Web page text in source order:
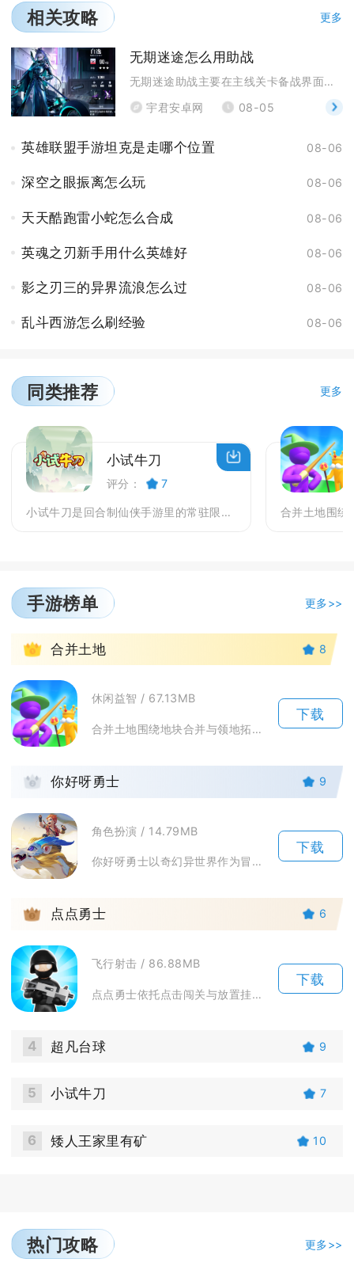
相关攻略 更多
无期迷途怎么用助战
无期迷途助战主要在主线关卡备战界面借用好友与秘盟成
宇君安卓网
08-05
英雄联盟手游坦克是走哪个位置 08-06
深空之眼振离怎么玩 08-06
天天酷跑雷小蛇怎么合成 08-06
英魂之刃新手用什么英雄好 08-06
影之刃三的异界流浪怎么过 08-06
乱斗西游怎么刷经验 08-06
同类推荐 更多
小试牛刀
评分： 7
小试牛刀是回合制仙侠手游里的常驻限时挑战副本，属于...
手游榜单 更多>>
1 合并土地 8
休闲益智 / 67.13MB
合并土地围绕地块合并与领地拓荒打造休闲合成玩法，玩家从零星地块起步，通过拖拽融合同类土地与...
下载
2 你好呀勇士 9
角色扮演 / 14.79MB
你好呀勇士以奇幻异世界作为冒险舞台，玩家化身勇士穿梭多个风格迥异的场景，挑战各类魔物与首领...
下载
3 点点勇士 6
飞行射击 / 86.88MB
点点勇士依托点击闯关与放置挂机结合的冒险玩法，适配碎片化的游玩节奏，面向休闲玩家与策略卡牌...
下载
4 超凡台球 9
5 小试牛刀 7
6 矮人王家里有矿 10
热门攻略 更多>>